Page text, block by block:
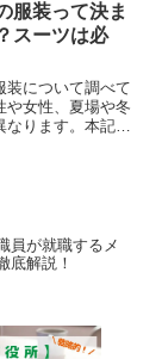
服装って決ま
スーツは必
装について調べて
や女性、夏場や冬
なります。本記事
員が就職するメ
底解説！